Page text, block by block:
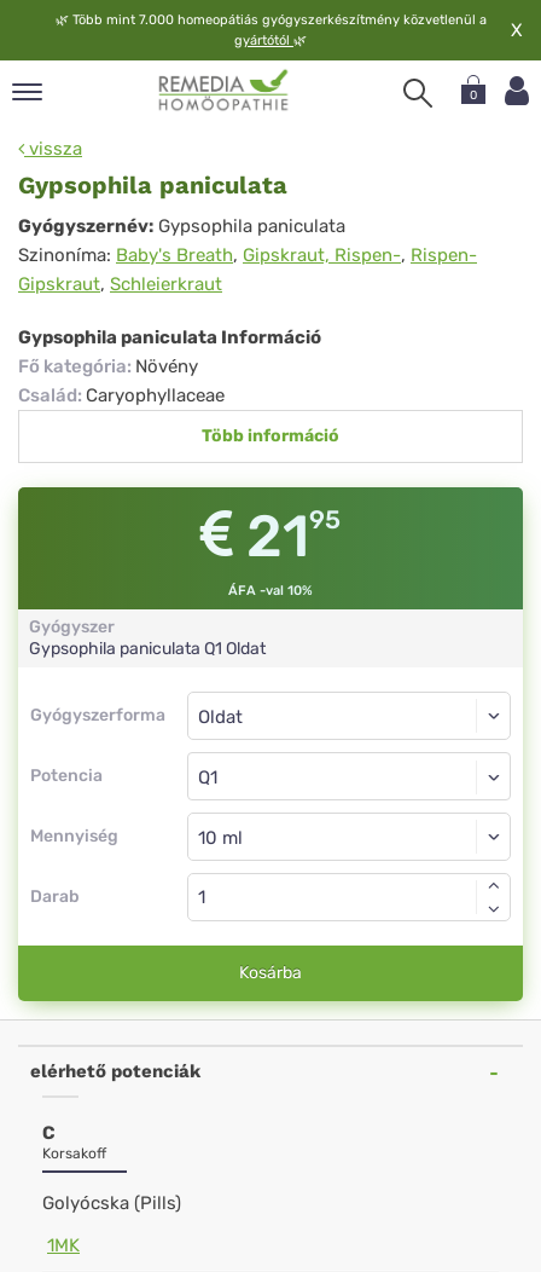
🌿 Több mint 7.000 homeopátiás gyógyszerkészítmény közvetlenül a
gyártótól 🌿 X
0
vissza
Gypsophila paniculata
Gypsophila
paniculata
Gyógyszernév: Gypsophila paniculata
Szinoníma: Baby's Breath, Gipskraut, Rispen-, Rispen-
Gipskraut, Schleierkraut
Gypsophila paniculata Információ
Fő kategória: Növény
Család: Caryophyllaceae
Több információ
2195
ÁFA -val 10%
Gyógyszer
Gypsophila paniculata Q1 Oldat
Gyógyszerforma
Gyógyszerforma
Potencia
Oldat
Q1
Mennyiség
Oldat
Darab
Kosárba
elérhető potenciák
C
Korsakoff
Golyócska (Pills)
1MK